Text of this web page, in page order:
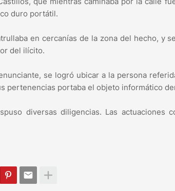
duro portátil.
en cercanías de la zona del hecho, y
del ilícito.
se logró ubicar a la persona
pertenencias portaba el objeto informático
diversas diligencias. Las actuaciones